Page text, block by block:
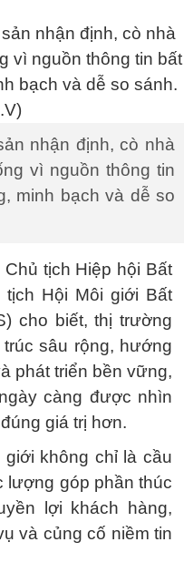
nhận định, cò nhà
vì nguồn thông tin
minh bạch và dễ so
tịch Hiệp hội Bất
Hội Môi giới Bất
cho biết, thị trường
sâu rộng, hướng
phát triển bền vững,
càng được nhìn
giá trị hơn.
không chỉ là cầu
lượng góp phần thúc
lợi khách hàng,
và củng cố niềm tin